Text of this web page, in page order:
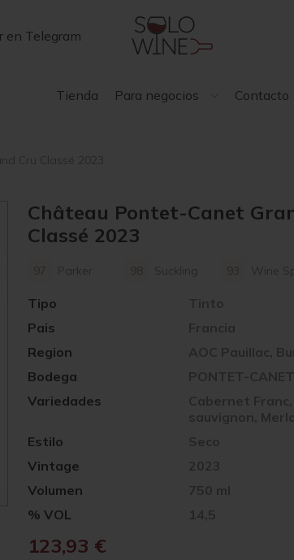
en Telegram
Tienda Para negocios Contacto
Cru Classé 2023
Château Pontet-Canet
Classé 2023
Parker Suckling Wine
Pais Francia
Vintage 2023
Region AOC Pauillac,
Volumen 750 ml
Bodega PONTET-CANET
% VOL 14,5
Variedades
Cabernet
sauvignon,
Tipo Tinto
Estilo Seco
123,93 €